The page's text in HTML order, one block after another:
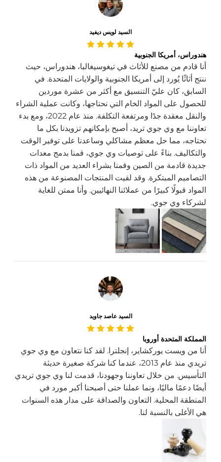
السيد لويس ديفيد
هندوراس، أمريكا الجنوبية
أنا قادم من مصنع للأثاث في تيغوسيغالبا، هندوراس، حيث
ننتج أثاثًا يُورد إلى أمريكا الجنوبية والولايات المتحدة. في
السابق، كان عليّ التنسيق مع أكثر من عشرة موردين
للحصول على المواد الخام التي نحتاجها، وكانت عملية الشراء
والنقل معقدة جدًا ومرتفعة التكلفة. منذ عام 2022، ومع بدء
تعاوننا مع وي جوي تريد، أصبح بإمكانهم تزويدنا بكل ما
نحتاجه، مما حل معظم مشاكلي وساعدنا على توفير الوقت
والتكاليف. بناءً على توصيات وي جوي، قمنا بدمج معدات
جديدة قادمة من الصين وقمنا بشراء العديد من المواد ذات
التصاميم المبتكرة. وقد لقيت المنتجات المصنوعة من هذه
المواد قبولًا كبيرًا من عملائنا النهائيين. وأنا ممتن للغاية
لشركاء وي جوي.
السيد عاصد جاويد
المملكة المتحدة أوروبا
أنا من ويست يوركشاير، إنجلترا. لقد كنا نتعاون مع وي جوي
تريدي منذ عام 2013، عندما كنا شركة صغيرة حديثة
التأسيس. من خلال تعاوننا وجهودنا، قدمت لنا وي جوي تريدي
أيضًا دعمًا ماليًا، ونما عملنا حتى أصبحنا أكبر مورد في
المنطقة المحلية. التعاون والصداقة على مدار هذه السنوات
هي الأغلى بالنسبة لنا.